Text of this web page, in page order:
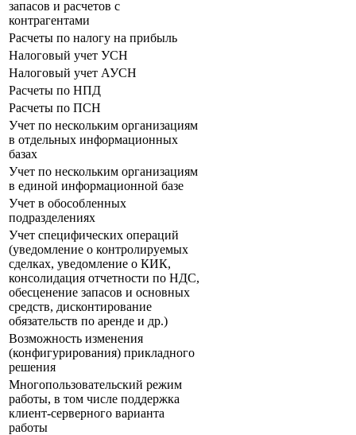
запасов и расчетов с
контрагентами
Расчеты по налогу на прибыль
Налоговый учет УСН
Налоговый учет АУСН
Расчеты по НПД
Расчеты по ПСН
Учет по нескольким организациям
в отдельных информационных
базах
Учет по нескольким организациям
в единой информационной базе
Учет в обособленных
подразделениях
Учет специфических операций
(уведомление о контролируемых
сделках, уведомление о КИК,
консолидация отчетности по НДС,
обесценение запасов и основных
средств, дисконтирование
обязательств по аренде и др.)
Возможность изменения
(конфигурирования) прикладного
решения
Многопользовательский режим
работы, в том числе поддержка
клиент-серверного варианта
работы